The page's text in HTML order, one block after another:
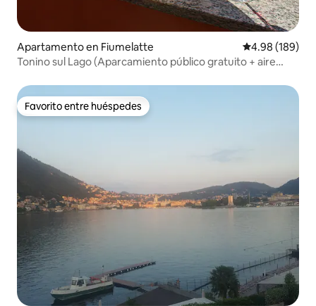
Apartamento en Fiumelatte Calificación
4.98 (189)
Tonino sul Lago (Aparcamiento público gratuito + aire
Favorito entre huéspedes
Favorito entre huéspedes